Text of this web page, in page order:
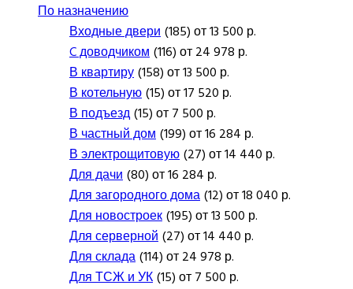
По назначению
Входные двери(185) от 13 500 р.
C доводчиком(116) от 24 978 р.
В квартиру(158) от 13 500 р.
В котельную(15) от 17 520 р.
В подъезд(15) от 7 500 р.
В частный дом(199) от 16 284 р.
В электрощитовую(27) от 14 440 р.
Для дачи(80) от 16 284 р.
Для загородного дома(12) от 18 040 р.
Для новостроек(195) от 13 500 р.
Для серверной(27) от 14 440 р.
Для склада(114) от 24 978 р.
Для ТСЖ и УК(15) от 7 500 р.